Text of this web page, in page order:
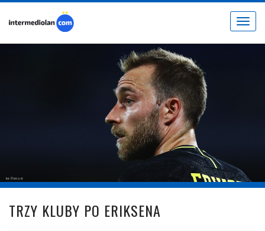
Toggle
fot. © inter.it
TRZY KLUBY PO ERIKSENA